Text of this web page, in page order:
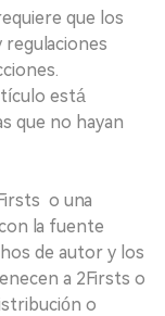
que los
regulaciones
está
que no hayan
o una
la fuente
de autor y los
a 2Firsts o
o